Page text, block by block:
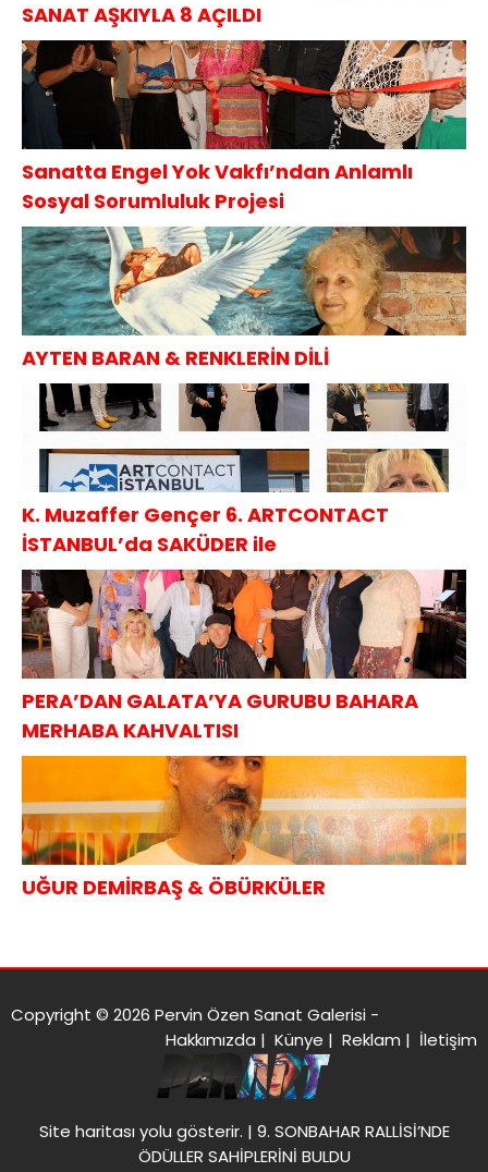
SANAT AŞKIYLA 8 AÇILDI
Sanatta Engel Yok Vakfı’ndan Anlamlı
Sosyal Sorumluluk Projesi
AYTEN BARAN & RENKLERİN DİLİ
K. Muzaffer Gençer 6. ARTCONTACT
İSTANBUL’da SAKÜDER ile
PERA’DAN GALATA’YA GURUBU BAHARA
MERHABA KAHVALTISI
UĞUR DEMİRBAŞ & ÖBÜRKÜLER
Copyright © 2026 Pervin Özen Sanat Galerisi -
Hakkımızda | Künye | Reklam | İletişim
Site haritası yolu gösterir. | 9. SONBAHAR RALLİSİ’NDE
ÖDÜLLER SAHİPLERİNİ BULDU